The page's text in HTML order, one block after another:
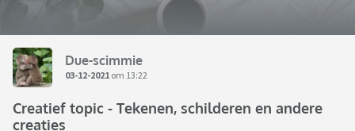
Due-scimmie
03-12-2021 om 13:22
Creatief topic - Tekenen, schilderen en andere
creaties